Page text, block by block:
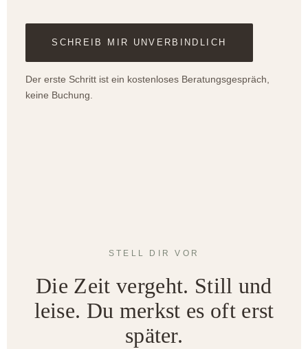
SCHREIB MIR UNVERBINDLICH
Der erste Schritt ist ein kostenloses Beratungsgespräch,
keine Buchung.
STELL DIR VOR
Die Zeit vergeht. Still und
leise. Du merkst es oft erst
später.